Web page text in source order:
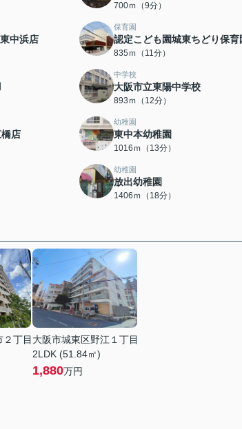
700ｍ（9分）
中浜店
保育園
認定こども園城東ちどり保育
835ｍ（11分）
中学校
大阪市立東陽中学校
893ｍ（12分）
店
幼稚園
東中本幼稚園
1016ｍ（13分）
幼稚園
放出幼稚園
1406ｍ（18分）
丁目 大阪市城東区野江１丁目
2LDK (51.84㎡)
1,880万円